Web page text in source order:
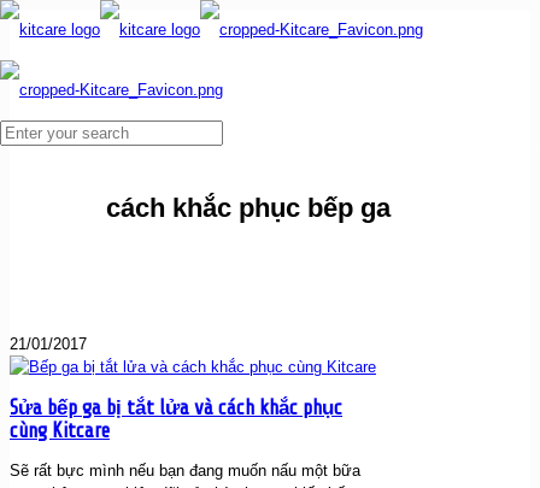
cách khắc phục bếp ga
21/01/2017
Sửa bếp ga bị tắt lửa và cách khắc phục
cùng Kitcare
Sẽ rất bực mình nếu bạn đang muốn nấu một bữa